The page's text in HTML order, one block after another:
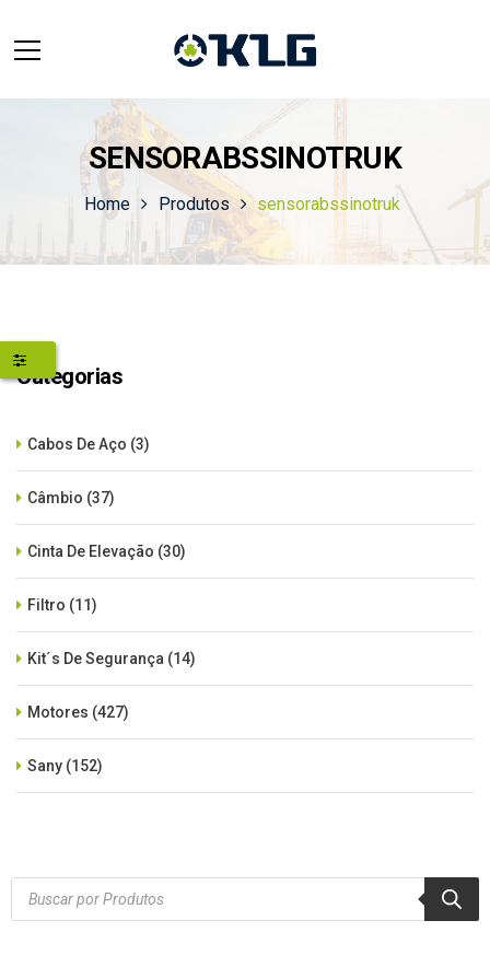
SENSORABSSINOTRUK
Home Produtos sensorabssinotruk
Categorias
Cabos De Aço (3)
Câmbio (37)
Cinta De Elevação (30)
Filtro (11)
Kit´s De Segurança (14)
Motores (427)
Sany (152)
Zoomlion(84)
Products
search